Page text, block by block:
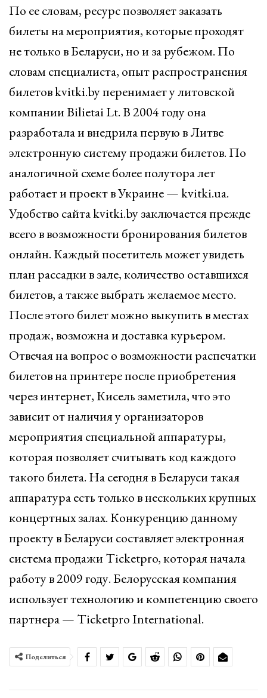
По ее словам, ресурс позволяет заказать
билеты на мероприятия, которые проходят
не только в Беларуси, но и за рубежом. По
словам специалиста, опыт распространения
билетов kvitki.by перенимает у литовской
компании Bilietai Lt. В 2004 году она
разработала и внедрила первую в Литве
электронную систему продажи билетов. По
аналогичной схеме более полутора лет
работает и проект в Украине — kvitki.ua.
Удобство сайта kvitki.by заключается прежде
всего в возможности бронирования билетов
онлайн. Каждый посетитель может увидеть
план рассадки в зале, количество оставшихся
билетов, а также выбрать желаемое место.
После этого билет можно выкупить в местах
продаж, возможна и доставка курьером.
Отвечая на вопрос о возможности распечатки
билетов на принтере после приобретения
через интернет, Кисель заметила, что это
зависит от наличия у организаторов
мероприятия специальной аппаратуры,
которая позволяет считывать код каждого
такого билета. На сегодня в Беларуси такая
аппаратура есть только в нескольких крупных
концертных залах. Конкуренцию данному
проекту в Беларуси составляет электронная
система продажи Ticketpro, которая начала
работу в 2009 году. Белорусская компания
использует технологию и компетенцию своего
партнера — Ticketpro International.
Поделиться